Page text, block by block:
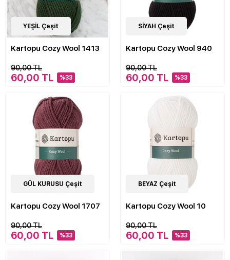
20Çeşit
YEŞİL Çeşit
Kartopu Cozy Wool 1413
90,00 TL
60,00 TL %33
20Çeşit
SİYAH Çeşit
Kartopu Cozy Wool 940
90,00 TL
60,00 TL %33
20Çeşit
GÜL KURUSU Çeşit
Kartopu Cozy Wool 1707
90,00 TL
60,00 TL %33
16Çeşit
BEYAZ Çeşit
Kartopu Cozy Wool 10
90,00 TL
60,00 TL %33